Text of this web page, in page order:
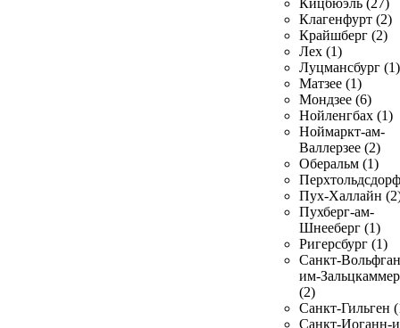
Кицбюэль (27)
Клагенфурт (2)
Крайшберг (2)
Лех (1)
Луцмансбург (1)
Матзее (1)
Мондзее (6)
Нойленгбах (1)
Ноймаркт-ам-
Валлерзее (2)
Оберальм (1)
Пух-Халлайн
Пухберг-ам-
Шнееберг (1)
Ригерсбург (1)
Санкт-
им-
(2)
Санкт-Гильген
Санкт-Иоганн-